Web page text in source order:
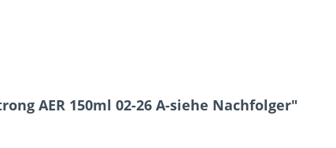
AER 150ml 02-26 A-siehe Nachfolger"